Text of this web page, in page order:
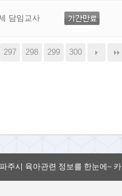
담임교사
297 298 299 300
파주시 육아관련 정보를 한눈에~